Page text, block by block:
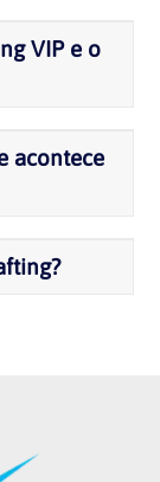
VIP e o
acontece